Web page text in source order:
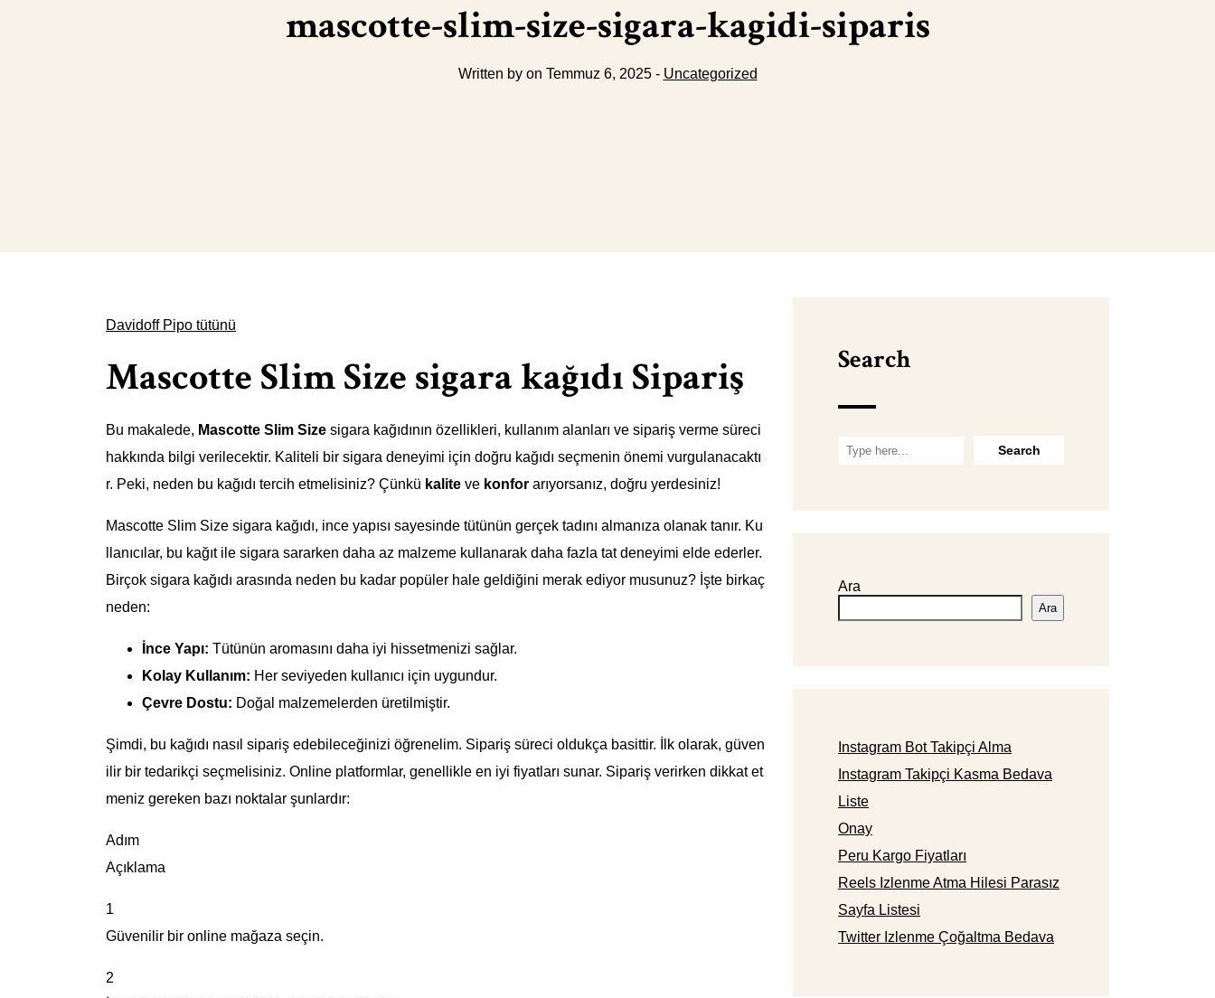
mascotte-slim-size-sigara-kagidi-siparis
Written by on Temmuz 6, 2025 - Uncategorized
Davidoff Pipo tütünü
Mascotte Slim Size sigara kağıdı Sipariş
Bu makalede, Mascotte Slim Size sigara kağıdının özellikleri, kullanım alanları ve sipariş verme süreci
hakkında bilgi verilecektir. Kaliteli bir sigara deneyimi için doğru kağıdı seçmenin önemi vurgulanacaktı
r. Peki, neden bu kağıdı tercih etmelisiniz? Çünkü kalite ve konfor arıyorsanız, doğru yerdesiniz!
Mascotte Slim Size sigara kağıdı, ince yapısı sayesinde tütünün gerçek tadını almanıza olanak tanır. Ku
llanıcılar, bu kağıt ile sigara sararken daha az malzeme kullanarak daha fazla tat deneyimi elde ederler.
Birçok sigara kağıdı arasında neden bu kadar popüler hale geldiğini merak ediyor musunuz? İşte birkaç
neden:
İnce Yapı: Tütünün aromasını daha iyi hissetmenizi sağlar.
Kolay Kullanım: Her seviyeden kullanıcı için uygundur.
Çevre Dostu: Doğal malzemelerden üretilmiştir.
Şimdi, bu kağıdı nasıl sipariş edebileceğinizi öğrenelim. Sipariş süreci oldukça basittir. İlk olarak, güven
ilir bir tedarikçi seçmelisiniz. Online platformlar, genellikle en iyi fiyatları sunar. Sipariş verirken dikkat et
meniz gereken bazı noktalar şunlardır:
Adım
Açıklama
1
Güvenilir bir online mağaza seçin.
2
Search
Ara
Ara
Instagram Bot Takipçi Alma
Instagram Takipçi Kasma Bedava
Liste
Onay
Peru Kargo Fiyatları
Reels Izlenme Atma Hilesi Parasız
Sayfa Listesi
Twitter Izlenme Çoğaltma Bedava